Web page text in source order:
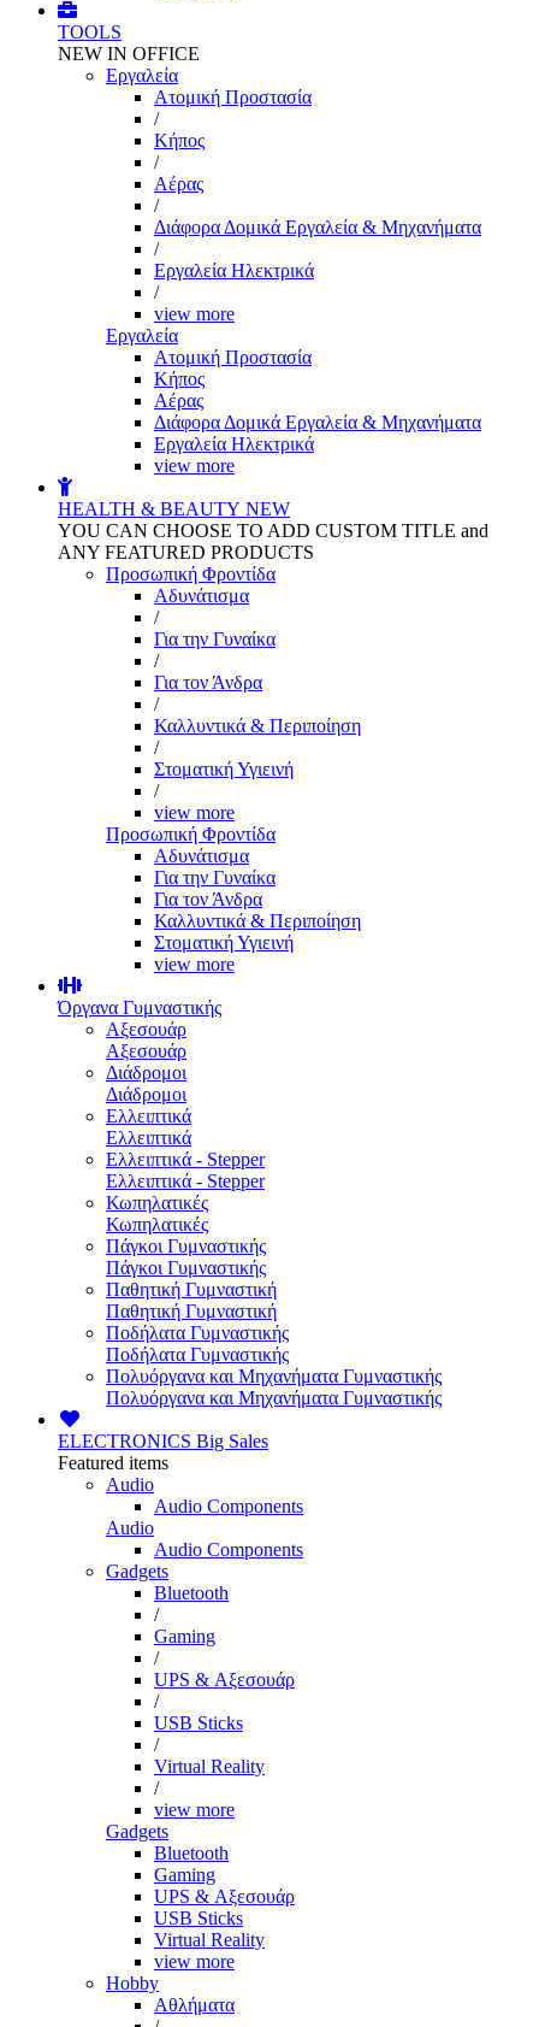
TOOLS
NEW IN OFFICE
Εργαλεία
Aτομική Προστασία
/
Kήπος
/
Αέρας
/
Διάφορα Δομικά Εργαλεία & Μηχανήματα
/
Εργαλεία Ηλεκτρικά
/
view more
Εργαλεία
Aτομική Προστασία
Kήπος
Αέρας
Διάφορα Δομικά Εργαλεία & Μηχανήματα
Εργαλεία Ηλεκτρικά
view more
HEALTH & BEAUTY NEW
YOU CAN CHOOSE TO ADD CUSTOM TITLE and
ANY FEATURED PRODUCTS
Προσωπική Φροντίδα
Αδυνάτισμα
/
Για την Γυναίκα
/
Για τον Άνδρα
/
Καλλυντικά & Περιποίηση
/
Στοματική Υγιεινή
/
view more
Προσωπική Φροντίδα
Αδυνάτισμα
Για την Γυναίκα
Για τον Άνδρα
Καλλυντικά & Περιποίηση
Στοματική Υγιεινή
view more
Όργανα Γυμναστικής
Αξεσουάρ
Αξεσουάρ
Διάδρομοι
Διάδρομοι
Ελλειπτικά
Ελλειπτικά
Ελλειπτικά - Stepper
Ελλειπτικά - Stepper
Κωπηλατικές
Κωπηλατικές
Πάγκοι Γυμναστικής
Πάγκοι Γυμναστικής
Παθητική Γυμναστική
Παθητική Γυμναστική
Ποδήλατα Γυμναστικής
Ποδήλατα Γυμναστικής
Πολυόργανα και Μηχανήματα Γυμναστικής
Πολυόργανα και Μηχανήματα Γυμναστικής
ELECTRONICS Big Sales
Featured items
Audio
Audio Components
Audio
Audio Components
Gadgets
Bluetooth
/
Gaming
/
UPS & Αξεσουάρ
/
USB Sticks
/
Virtual Reality
/
view more
Gadgets
Bluetooth
Gaming
UPS & Αξεσουάρ
USB Sticks
Virtual Reality
view more
Hobby
Αθλήματα